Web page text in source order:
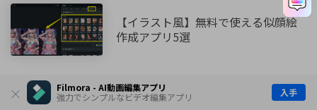
Filmora - AI動画編集アプリ
強力でシンプルなビデオ編集アプリ
入手
【イラスト風】無料で使える似顔絵
作成アプリ5選